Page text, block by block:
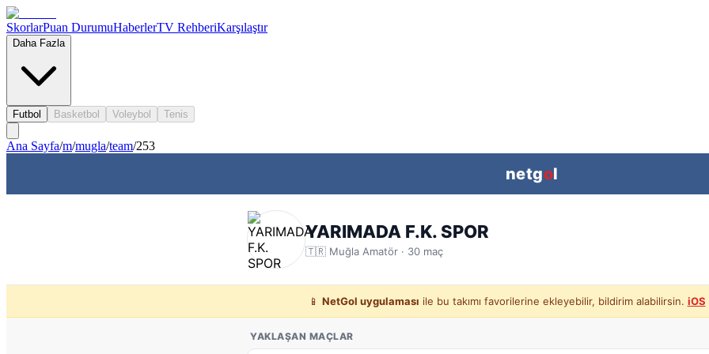
SkorlarPuan DurumuHaberlerTV RehberiKarşılaştır
Daha Fazla
Futbol Basketbol Voleybol Tenis
Ana Sayfa/m/mugla/team/253
netgol
YARIMADA F.K. SPOR
🇹🇷 Muğla Amatör · 30 maç
📱 NetGol uygulaması ile bu takımı favorilerine ekleyebilir, bildirim alabilirsin. iOS
YAKLAŞAN MAÇLAR